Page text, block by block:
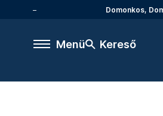
Domonkos,
Menü Kereső